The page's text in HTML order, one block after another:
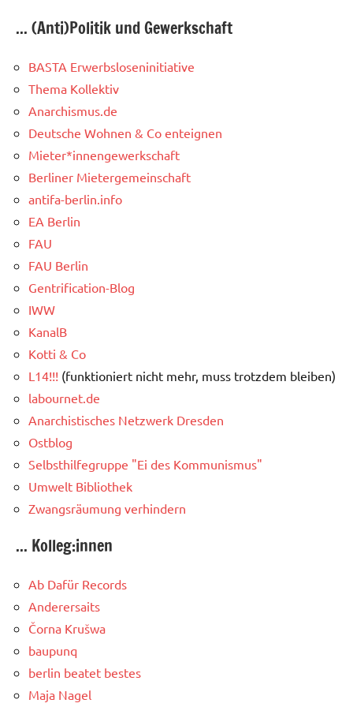
... (Anti)Politik und Gewerkschaft
BASTA Erwerbsloseninitiative
Thema Kollektiv
Anarchismus.de
Deutsche Wohnen & Co enteignen
Mieter*innengewerkschaft
Berliner Mietergemeinschaft
antifa-berlin.info
EA Berlin
FAU
FAU Berlin
Gentrification-Blog
IWW
KanalB
Kotti & Co
L14!!! (funktioniert nicht mehr, muss trotzdem bleiben)
labournet.de
Anarchistisches Netzwerk Dresden
Ostblog
Selbsthilfegruppe "Ei des Kommunismus"
Umwelt Bibliothek
Zwangsräumung verhindern
... Kolleg:innen
Ab Dafür Records
Anderersaits
Čorna Krušwa
baupunq
berlin beatet bestes
Maja Nagel